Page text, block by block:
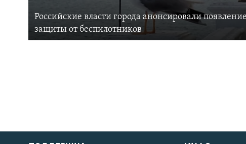
Российские власти города анонсировали
защиты от беспилотников